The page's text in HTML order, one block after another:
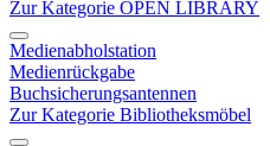
Zur Kategorie OPEN LIBRARY
Medienabholstation
Medienrückgabe
Buchsicherungsantennen
Zur Kategorie Bibliotheksmöbel